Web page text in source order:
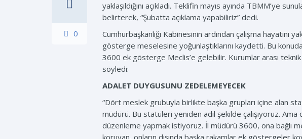
0
yaklaşıldığını açıkladı. Teklifin mayıs ayında TBMM’ye
belirterek, “Şubatta açıklama yapabiliriz” dedi.
Cumhurbaşkanlığı Kabinesinin ardından çalışma
gösterge meselesine yoğunlaştıklarını kaydetti. Bu
3600 ek gösterge Meclis’e gelebilir. Kurumlar arası teknik
söyledi:
ADALET DUYGUSUNU ZEDELEMEYECEK
“Dört meslek grubuyla birlikte başka grupları içine alan
müdürü. Bu statüleri yeniden adil şekilde çalışıyoruz.
düzenleme yapmak istiyoruz. İl müdürü 3600, ona bağlı